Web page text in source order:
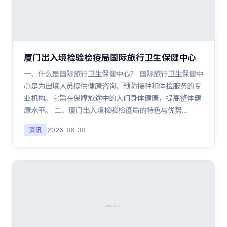
厦门出入境检验检疫局国际旅行卫生保健中心
一、什么是国际旅行卫生保健中心？ 国际旅行卫生保健中
心是为出境人员提供健康咨询、预防接种和体检服务的专
业机构。它旨在保障旅途中的人们身体健康，提高整体健
康水平。 二、厦门出入境检验检疫局的特色与优势…
资讯 2026-06-30